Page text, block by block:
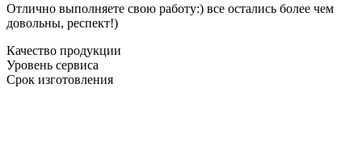
Отлично выполняете свою работу:) все остались более чем
довольны, респект!)
Качество продукции
Уровень сервиса
Срок изготовления